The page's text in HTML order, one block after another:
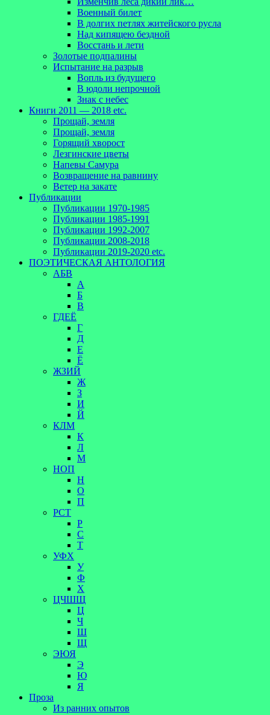
Военный билет
В долгих петлях житейского русла
Над кипящею бездной
Восстань и лети
Золотые подпалины
Испытание на разрыв
Вопль из будущего
В юдоли непрочной
Знак с небес
Книги 2011 — 2018 etc.
Прощай, земля
Прощай, земля
Горящий хворост
Лезгинские цветы
Напевы Самура
Возвращение на равнину
Ветер на закате
Публикации
Публикации 1970-1985
Публикации 1985-1991
Публикации 1992-2007
Публикации 2008-2018
Публикации 2019-2020 etc.
ПОЭТИЧЕСКАЯ АНТОЛОГИЯ
АБВ
А
Б
В
ГДЕЁ
Г
Д
Е
Ё
ЖЗИЙ
Ж
З
И
Й
КЛМ
К
Л
М
НОП
Н
О
П
РСТ
Р
С
Т
УФХ
У
Ф
Х
ЦЧШЩ
Ц
Ч
Ш
Щ
ЭЮЯ
Э
Ю
Я
Проза
Из ранних опытов